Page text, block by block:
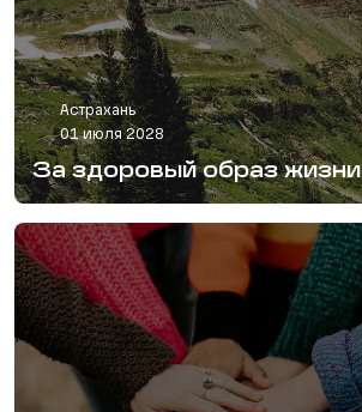
Астрахань
01 июля 2028
За здоровый образ жизни